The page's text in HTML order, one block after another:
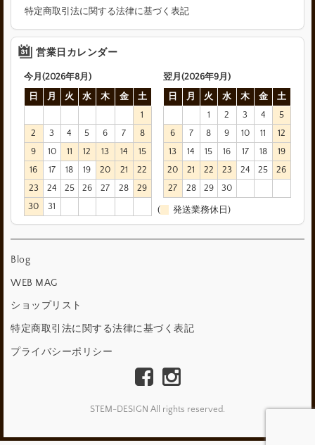
特定商取引法に関する法律に基づく表記
営業日カレンダー
今月(2026年8月)
日
月 火 水 木 金
土
1
2
3 4 5 6 7
8
9
10 11 12 13 14
15
16
17 18 19 20 21
22
23
24 25 26 27 28
29
30
31
翌月(2026年9月)
日
月 火 水 木 金
土
1
2 3 4
5
6
7 8 9 10 11
12
13
14 15 16 17 18
19
20
21 22 23 24 25
26
27
28 29 30
( 発送業務休日)
Blog
WEB MAG
ショップリスト
特定商取引法に関する法律に基づく表記
プライバシーポリシー
STEM-DESIGN All rights reserved.